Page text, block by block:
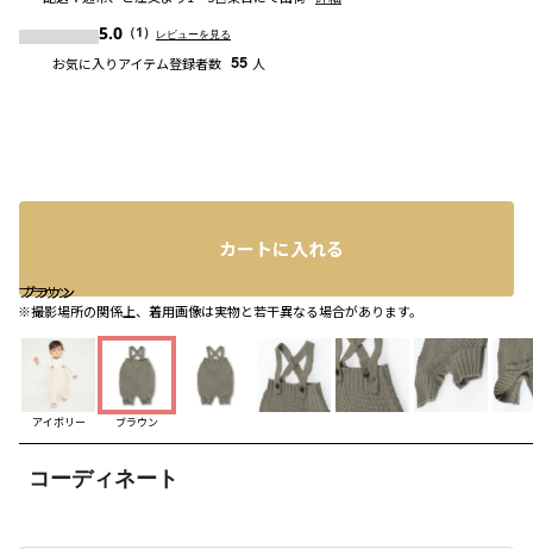
ブラウン
※撮影場所の関係上、着用画像は実物と若干異なる場合があります。
ブラウン
ブラウン
アイボリー ブラウン
コーディネート
5.0 （1） レビューを見る
お気に入りアイテム登録者数 55 人
カートに入れる